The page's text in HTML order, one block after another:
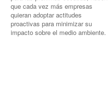
que cada vez más empresas
quieran adoptar actitudes
proactivas para minimizar su
impacto sobre el medio ambiente.